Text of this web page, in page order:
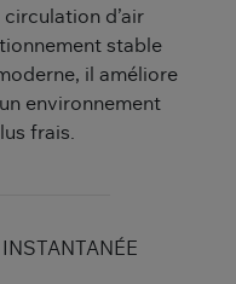
d’air
stable
il améliore
environnement
frais.